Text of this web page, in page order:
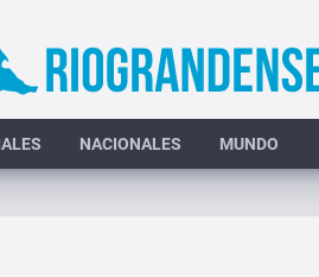
NACIONALES MUNDO